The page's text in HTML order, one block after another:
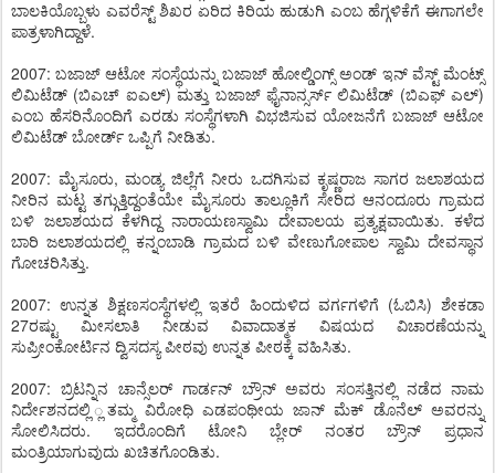
ಬಾಲಕಿಯೊಬ್ಬಳು ಎವರೆಸ್ಟ್ ಶಿಖರ ಏರಿದ ಕಿರಿಯ ಹುಡುಗಿ ಎಂಬ ಹೆಗ್ಗಳಿಕೆಗೆ ಈಗಾಗಲೇ
ಪಾತ್ರಳಾಗಿದ್ದಾಳೆ.
2007: ಬಜಾಜ್ ಆಟೋ ಸಂಸ್ಥೆಯನ್ನು ಬಜಾಜ್ ಹೋಲ್ಡಿಂಗ್ಸ್ ಅಂಡ್ ಇನ್ ವೆಸ್ಟ್ ಮೆಂಟ್ಸ್
ಲಿಮಿಟೆಡ್ (ಬಿಎಚ್ ಐಎಲ್) ಮತ್ತು ಬಜಾಜ್ ಫೈನಾನ್ಸರ್ಸ್ ಲಿಮಿಟೆಡ್ (ಬಿಎಫ್ ಎಲ್)
ಎಂಬ ಹೆಸರಿನೊಂದಿಗೆ ಎರಡು ಸಂಸ್ಥೆಗಳಾಗಿ ವಿಭಜಿಸುವ ಯೋಜನೆಗೆ ಬಜಾಜ್ ಆಟೋ
ಲಿಮಿಟೆಡ್ ಬೋರ್ಡ್ ಒಪ್ಪಿಗೆ ನೀಡಿತು.
2007: ಮೈಸೂರು, ಮಂಡ್ಯ ಜಿಲ್ಲೆಗೆ ನೀರು ಒದಗಿಸುವ ಕೃಷ್ಣರಾಜ ಸಾಗರ ಜಲಾಶಯದ
ನೀರಿನ ಮಟ್ಟ ತಗ್ಗುತ್ತಿದ್ದಂತೆಯೇ ಮೈಸೂರು ತಾಲ್ಲೂಕಿಗೆ ಸೇರಿದ ಆನಂದೂರು ಗ್ರಾಮದ
ಬಳಿ ಜಲಾಶಯದ ಕೆಳಗಿದ್ದ ನಾರಾಯಣಸ್ವಾಮಿ ದೇವಾಲಯ ಪ್ರತ್ಯಕ್ಷವಾಯಿತು. ಕಳೆದ
ಬಾರಿ ಜಲಾಶಯದಲ್ಲಿ ಕನ್ನಂಬಾಡಿ ಗ್ರಾಮದ ಬಳಿ ವೇಣುಗೋಪಾಲ ಸ್ವಾಮಿ ದೇವಸ್ಥಾನ
ಗೋಚರಿಸಿತ್ತು.
2007: ಉನ್ನತ ಶಿಕ್ಷಣಸಂಸ್ಥೆಗಳಲ್ಲಿ ಇತರೆ ಹಿಂದುಳಿದ ವರ್ಗಗಳಿಗೆ (ಓಬಿಸಿ) ಶೇಕಡಾ
27ರಷ್ಟು ಮೀಸಲಾತಿ ನೀಡುವ ವಿವಾದಾತ್ಮಕ ವಿಷಯದ ವಿಚಾರಣೆಯನ್ನು
ಸುಪ್ರೀಂಕೋರ್ಟಿನ ದ್ವಿಸದಸ್ಯ ಪೀಠವು ಉನ್ನತ ಪೀಠಕ್ಕೆ ವಹಿಸಿತು.
2007: ಬ್ರಿಟನ್ನಿನ ಚಾನ್ಸೆಲರ್ ಗಾರ್ಡನ್ ಬ್ರೌನ್ ಅವರು ಸಂಸತ್ತಿನಲ್ಲಿ ನಡೆದ ನಾಮ
ನಿರ್ದೇಶನದಲ್ಲಿ ್ಲತಮ್ಮ ವಿರೋಧಿ ಎಡಪಂಥೀಯ ಜಾನ್ ಮೆಕ್ ಡೊನೆಲ್ ಅವರನ್ನು
ಸೋಲಿಸಿದರು. ಇದರೊಂದಿಗೆ ಟೋನಿ ಬ್ಲೇರ್ ನಂತರ ಬ್ರೌನ್ ಪ್ರಧಾನ
ಮಂತ್ರಿಯಾಗುವುದು ಖಚಿತಗೊಂಡಿತು.